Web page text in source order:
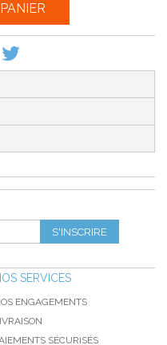
S'INSCRIRE
SERVICES
ENGAGEMENTS
SÉCURISÉS